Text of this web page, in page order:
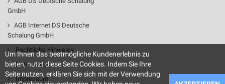
GmbH
AGB Internet DS Deutsche
Schalung GmbH
Rechtliche Hinweise
Datenschutz
Impressum
Um Ihnen das bestmögliche Kundenerlebnis zu
bieten, nutzt diese Seite Cookies. Indem Sie Ihre
Seite nutzen, erklären Sie sich mit der Verwendung